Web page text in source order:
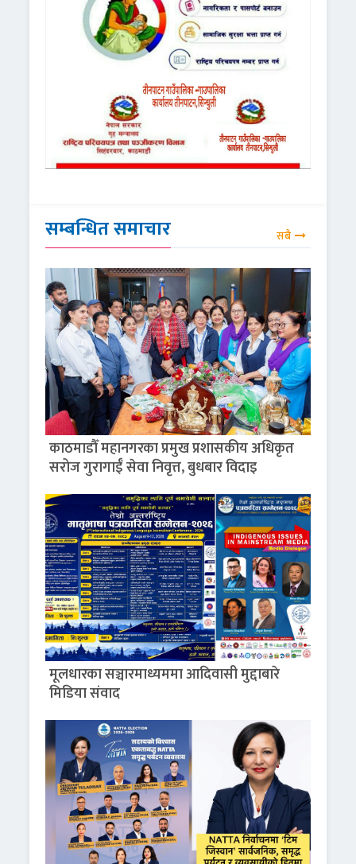
सम्बन्धित समाचार सबै
काठमाडौँ महानगरका प्रमुख प्रशासकीय अधिकृत
सरोज गुरागाईँ सेवा निवृत्त, बुधबार विदाइ
मूलधारका सञ्चारमाध्यममा आदिवासी मुद्दाबारे
मिडिया संवाद